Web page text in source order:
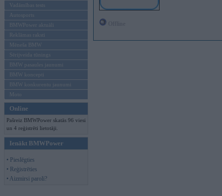
Vadāmības tests
Autosports
BMWPower aktuāli
Reklāmas raksti
Mēneša BMW
Sērijveida tūnings
BMW pasaules jaunumi
BMW koncepti
BMW konkurentu jaunumi
Moto
Online
Pašreiz BMWPower skatās 96 viesi
un 4 reģistrēti lietotāji.
Ienākt BMWPower
• Pieslēgties
• Reģistrēties
• Aizmirsi paroli?